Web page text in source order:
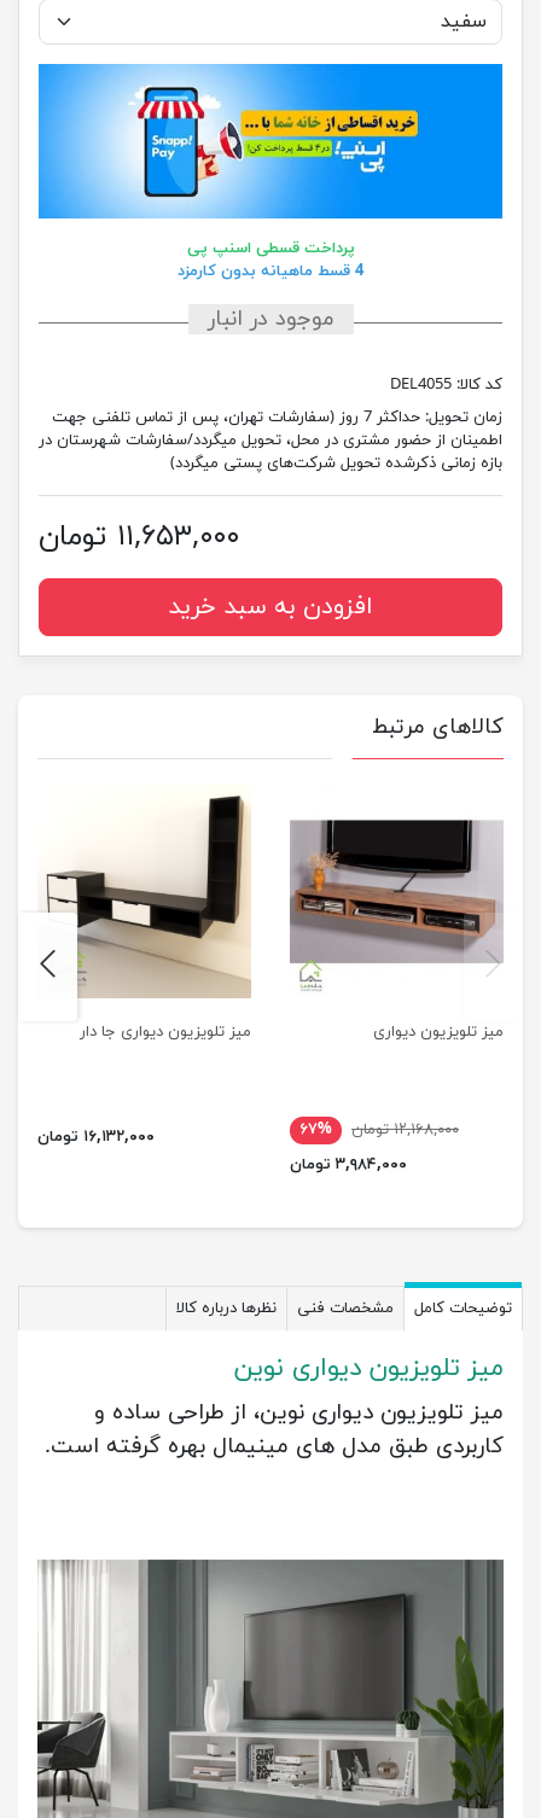
پرداخت قسطی اسنپ پی
4 قسط ماهیانه بدون کارمزد
موجود در انبار
کد کالا: DEL4055
زمان تحویل:
حداکثر 7 روز (سفارشات تهران، پس از تماس تلفنی جهت
اطمینان از حضور مشتری در محل، تحویل میگردد/سفارشات شهرستان در
بازه زمانی ذکرشده تحویل شرکت‌های پستی میگردد)
۱۱,۶۵۳,۰۰۰ تومان
افزودن به سبد خرید
کالاهای مرتبط
میز تلویزیون دیواری
۱۲,۱۶۸,۰۰۰ تومان
۶۷%
۳,۹۸۴,۰۰۰ تومان
میز تلویزیون دیواری جا دار
۱۶,۱۳۲,۰۰۰ تومان
previus
توضیحات کامل مشخصات فنی نظرها درباره کالا
میز تلویزیون دیواری نوین
میز تلویزیون دیواری نوین، از طراحی ساده و
کاربردی طبق مدل های مینیمال بهره گرفته است.